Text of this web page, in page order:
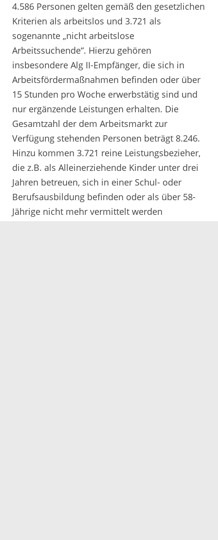
4.586 Personen gelten gemäß den gesetzlichen
Kriterien als arbeitslos und 3.721 als
sogenannte „nicht arbeitslose
Arbeitssuchende“. Hierzu gehören
insbesondere Alg II-Empfänger, die sich in
Arbeitsfördermaßnahmen befinden oder über
15 Stunden pro Woche erwerbstätig sind und
nur ergänzende Leistungen erhalten. Die
Gesamtzahl der dem Arbeitsmarkt zur
Verfügung stehenden Personen beträgt 8.246.
Hinzu kommen 3.721 reine Leistungsbezieher,
die z.B. als Alleinerziehende Kinder unter drei
Jahren betreuen, sich in einer Schul- oder
Berufsausbildung befinden oder als über 58-
Jährige nicht mehr vermittelt werden